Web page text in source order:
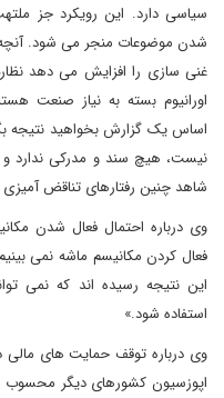
سیاسی دارد. این رویکرد جز
شدن موضوعات منجر می شود. آنچه
غنی سازی را افزایش می دهد
اورانیوم بسته به نیاز صنعت
اساس یک گزارش بخواهید نتیجه
شاهد چنین رفتارهای تناقض
وی درباره احتمال فعال شدن
فعال کردن مکانیسم ماشه نمی
این نتیجه رسیده اند که نمی
استفاده شود.»
وی درباره توقف حمایت های مالی
اپوزسیون کشورهای دیگر محسوب